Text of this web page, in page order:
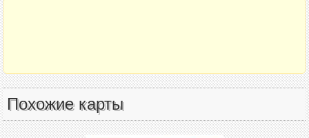
Похожие карты